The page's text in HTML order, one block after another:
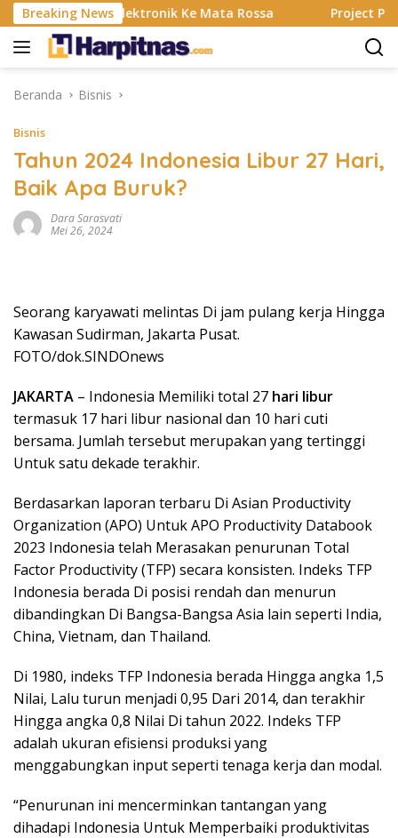
Langsung
ke
konten
Breaking News
Alat Elektronik Ke Mata Rossa Project Pop
Beranda Bisnis
Bisnis
Tahun 2024 Indonesia Libur 27 Hari,
Baik Apa Buruk?
Dara Sarasvati
Mei 26, 2024
Seorang karyawati melintas Di jam pulang kerja Hingga
Kawasan Sudirman, Jakarta Pusat.
FOTO/dok.SINDOnews
JAKARTA – Indonesia Memiliki total 27 hari libur
termasuk 17 hari libur nasional dan 10 hari cuti
bersama. Jumlah tersebut merupakan yang tertinggi
Untuk satu dekade terakhir.
Berdasarkan laporan terbaru Di Asian Productivity
Organization (APO) Untuk APO Productivity Databook
2023 Indonesia telah Merasakan penurunan Total
Factor Productivity (TFP) secara konsisten. Indeks TFP
Indonesia berada Di posisi rendah dan menurun
dibandingkan Di Bangsa-Bangsa Asia lain seperti India,
China, Vietnam, dan Thailand.
Di 1980, indeks TFP Indonesia berada Hingga angka 1,5
Nilai, Lalu turun menjadi 0,95 Dari 2014, dan terakhir
Hingga angka 0,8 Nilai Di tahun 2022. Indeks TFP
adalah ukuran efisiensi produksi yang
menggabungkan input seperti tenaga kerja dan modal.
“Penurunan ini mencerminkan tantangan yang
dihadapi Indonesia Untuk Memperbaiki produktivitas